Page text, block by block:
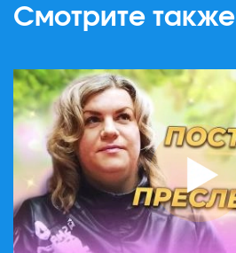
Смотрите также